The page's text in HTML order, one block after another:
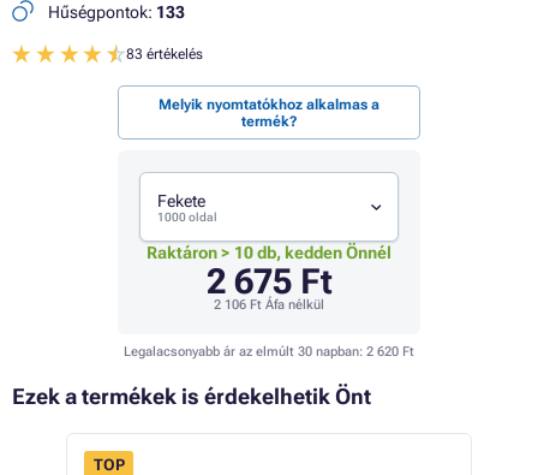
Hűségpontok: 133
83 értékelés
Melyik nyomtatókhoz alkalmas a
termék?
Fekete
1000 oldal
Raktáron > 10 db, kedden Önnél
2 675 Ft
2 106 Ft Áfa nélkül
Legalacsonyabb ár az elmúlt 30 napban: 2 620 Ft
Ezek a termékek is érdekelhetik Önt
TOP